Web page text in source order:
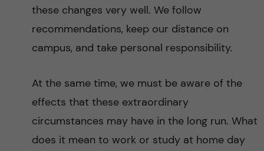
these changes very well. We follow
recommendations, keep our distance on
campus, and take personal responsibility.
At the same time, we must be aware of the
effects that these extraordinary
circumstances may have in the long run. What
does it mean to work or study at home day